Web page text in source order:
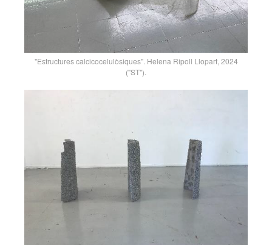
"Estructures calcicocelulòsiques". Helena Ripoll Llopart, 2024
("ST").